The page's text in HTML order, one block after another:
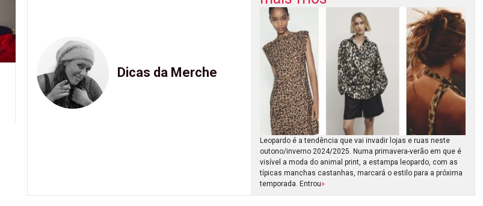
Dicas da Merche
Leopardo é a tendência que vai invadir lojas e ruas neste
outono/inverno 2024/2025. Numa primavera-verão em que é
visível a moda do animal print, a estampa leopardo, com as
típicas manchas castanhas, marcará o estilo para a próxima
temporada. Entrou»